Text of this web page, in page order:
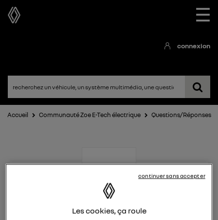
☰
connexion
Accueil Communauté Zoe E-Tech électrique Questions/Réponses
Zoe E-Tech électrique
Les cookies, ça roule
continuer sans accepter